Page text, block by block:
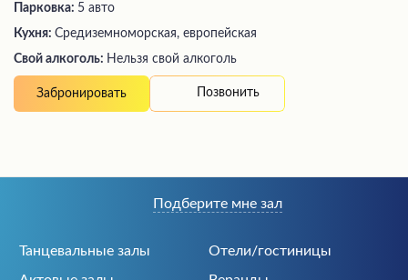
Парковка: 5 авто
Кухня: Средиземноморская, европейская
Свой алкоголь: Нельзя свой алкоголь
Забронировать Позвонить
Танцевальные залы
Отели/гостиницы
Подберите мне зал